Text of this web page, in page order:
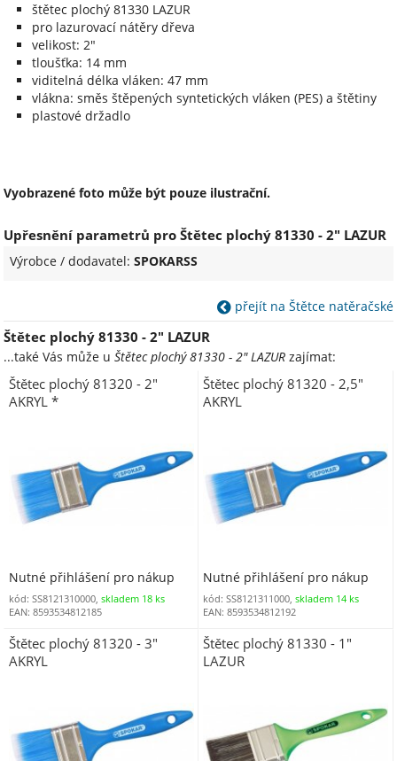
štětec plochý 81330 LAZUR
pro lazurovací nátěry dřeva
velikost: 2"
tloušťka: 14 mm
viditelná délka vláken: 47 mm
vlákna: směs štěpených syntetických vláken (PES) a štětiny
plastové držadlo
Vyobrazené foto může být pouze ilustrační.
Upřesnění parametrů pro Štětec plochý 81330 - 2" LAZUR
Výrobce / dodavatel:SPOKARSS
přejít na Štětce natěračské
Štětec plochý 81330 - 2" LAZUR
...také Vás může uŠtětec plochý 81330 - 2" LAZUR zajímat:
Štětec plochý 81320 - 2"
AKRYL *
Nutné přihlášení pro nákup
kód: SS8121310000, skladem 18 ks
EAN: 8593534812185
Štětec plochý 81320 - 2,5"
AKRYL
Nutné přihlášení pro nákup
kód: SS8121311000,skladem 14 ks
EAN: 8593534812192
Štětec plochý 81320 - 3"
AKRYL
Štětec plochý 81330 - 1"
LAZUR